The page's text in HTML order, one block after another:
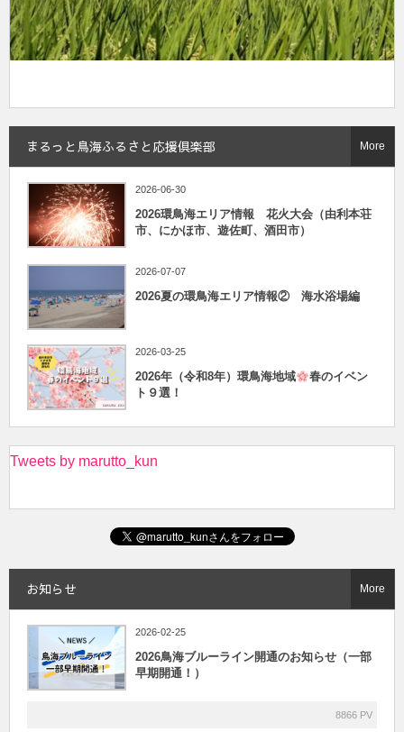
まるっと鳥海ふるさと応援倶楽部
2026-06-30
2026環鳥海エリア情報 花火大会（由利本荘
市、にかほ市、遊佐町、酒田市）
2026-07-07
2026夏の環鳥海エリア情報② 海水浴場編
2026-03-25
2026年（令和8年）環鳥海地域
春のイベン
ト９選！
More
Tweets by marutto_kun
お知らせ
2026-02-25
2026鳥海ブルーライン開通のお知らせ（一部
早期開通！）
8866 PV
More